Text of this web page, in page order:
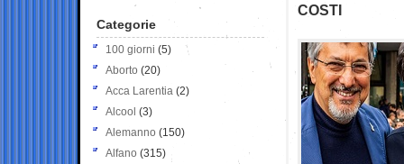
COSTI
Categorie
100 giorni (5)
Aborto (20)
Acca Larentia (2)
Alcool (3)
Alemanno (150)
Alfano (315)